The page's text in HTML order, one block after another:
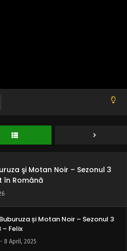
şi Motan Noir – Sezonul 3
în Română
– Bătălia Miraculoșilor Partea I –
și Motan Noir – Sezonul 3
– Buburuza
- 8 April, 2025
și Motan Noir – Sezonul 3
– Felix
8 April, 2025